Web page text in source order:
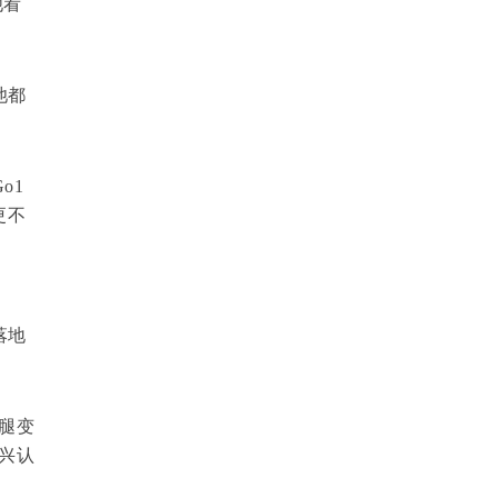
都
不
地
变
认